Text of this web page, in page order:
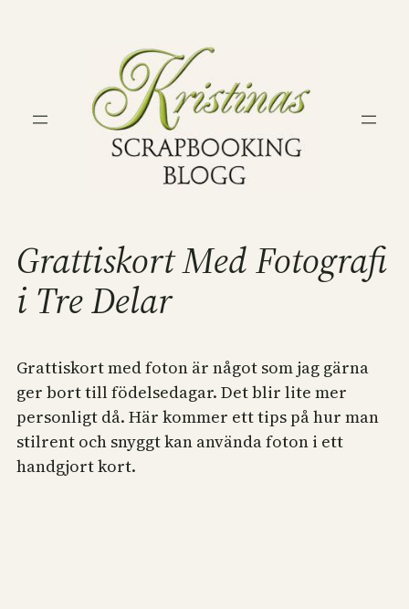
Grattiskort Med Fotografi
i Tre Delar
Grattiskort med foton är något som jag gärna
ger bort till födelsedagar. Det blir lite mer
personligt då. Här kommer ett tips på hur man
stilrent och snyggt kan använda foton i ett
handgjort kort.